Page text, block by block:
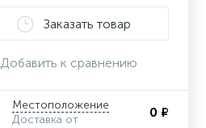
Заказать товар
Добавить к сравнению
Местоположение
Доставка от
0 ₽